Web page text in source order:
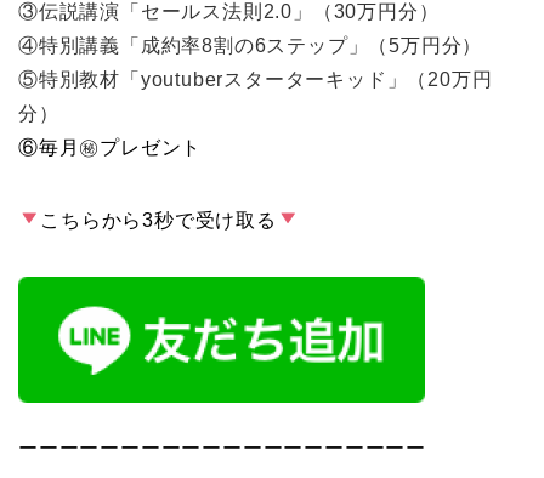
③伝説講演「セールス法則2.0」（30万円分）
④特別講義「成約率8割の6ステップ」（5万円分）
⑤特別教材「youtuberスターターキッド」（20万円
分）
⑥毎月 ㊙︎プレゼント
こちらから3秒で受け取る
ーーーーーーーーーーーーーーーーーーーー